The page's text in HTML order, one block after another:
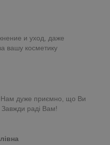
и уход, даже
вашу косметику
Нам дуже приємно, що Ви
Завжди раді Вам!